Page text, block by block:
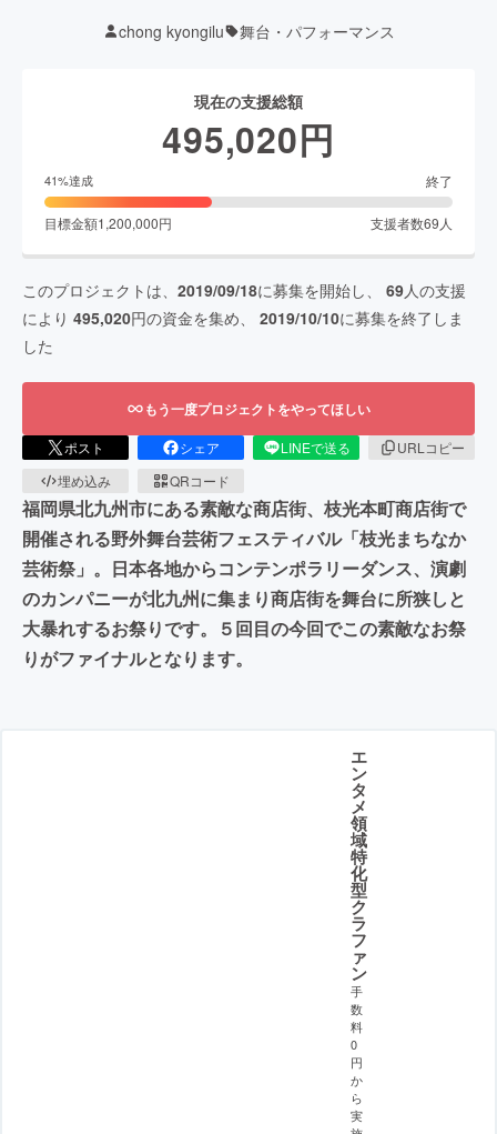
chong kyongilu 舞台・パフォーマンス
現在の支援総額
495,020円
41%達成 終了
目標金額1,200,000円 支援者数69 人
このプロジェクトは、 2019/09/18に募集を開始し、 69人の支援
により 495,020円の資金を集め、 2019/10/10に募集を終了しま
した
もう一度プロジェクトをやってほしい
ポスト シェア LINEで送る
URLコピー
埋め込み
QRコード
福岡県北九州市にある素敵な商店街、枝光本町商店街で
開催される野外舞台芸術フェスティバル「枝光まちなか
芸術祭」。日本各地からコンテンポラリーダンス、演劇
のカンパニーが北九州に集まり商店街を舞台に所狭しと
大暴れするお祭りです。５回目の今回でこの素敵なお祭
りがファイナルとなります。
エ
ン
タ
メ
領
域
特
化
型
ク
ラ
フ
ァ
ン
手
数
料
0
円
か
ら
実